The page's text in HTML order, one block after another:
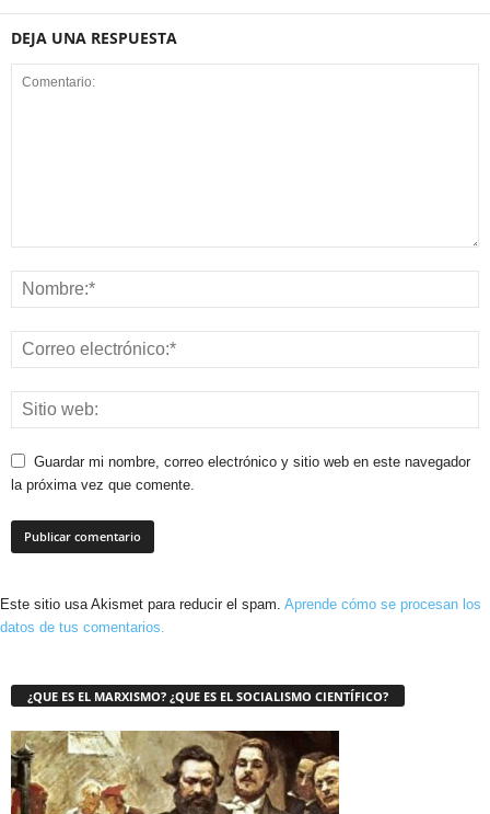
DEJA UNA RESPUESTA
Guardar mi nombre, correo electrónico y sitio web en este navegador
la próxima vez que comente.
Este sitio usa Akismet para reducir el spam. Aprende cómo se procesan los
datos de tus comentarios.
¿QUE ES EL MARXISMO? ¿QUE ES EL SOCIALISMO CIENTÍFICO?